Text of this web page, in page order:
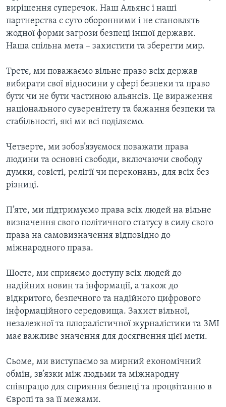
вирішення суперечок. Наш Альянс і наші
партнерства є суто оборонними і не становлять
жодної форми загрози безпеці іншої держави.
Наша спільна мета – захистити та зберегти мир.
Третє, ми поважаємо вільне право всіх держав
вибирати свої відносини у сфері безпеки та право
бути чи не бути частиною альянсів. Це вираження
національного суверенітету та бажання безпеки та
стабільності, які ми всі поділяємо.
Четверте, ми зобов’язуємося поважати права
людини та основні свободи, включаючи свободу
думки, совісті, релігії чи переконань, для всіх без
різниці.
П’яте, ми підтримуємо права всіх людей на вільне
визначення свого політичного статусу в силу свого
права на самовизначення відповідно до
міжнародного права.
Шосте, ми сприяємо доступу всіх людей до
надійних новин та інформації, а також до
відкритого, безпечного та надійного цифрового
інформаційного середовища. Захист вільної,
незалежної та плюралістичної журналістики та ЗМІ
має важливе значення для досягнення цієї мети.
Сьоме, ми виступаємо за мирний економічний
обмін, зв’язки між людьми та міжнародну
співпрацю для сприяння безпеці та процвітанню в
Європі та за її межами.